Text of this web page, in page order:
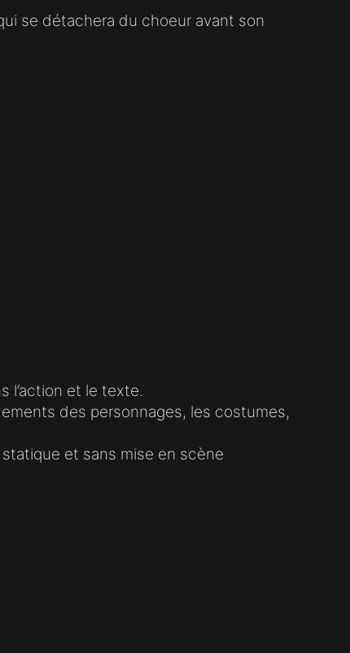
se détachera du choeur avant son
l’action et le texte.
des personnages, les costumes,
et sans mise en scène